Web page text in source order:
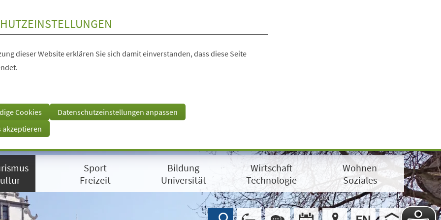
dieser Website erklären Sie sich damit einverstanden, dass diese Seite
Cookies
Datenschutzeinstellungen anpassen
akzeptieren
Sport
Freizeit
Bildung
Universität
Wirtschaft
Technologie
Wohnen
Soziales